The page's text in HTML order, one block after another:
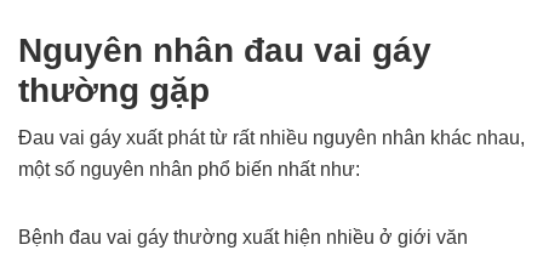
Nguyên nhân đau vai gáy
thường gặp
Đau vai gáy xuất phát từ rất nhiều nguyên nhân khác nhau,
một số nguyên nhân phổ biến nhất như:
Bệnh đau vai gáy thường xuất hiện nhiều ở giới văn